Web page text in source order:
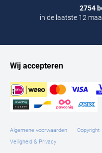
William Lockie
2754
in de laatste 12
Wij accepteren
Algemene voorwaarden Copyright
Veiligheid & Privacy